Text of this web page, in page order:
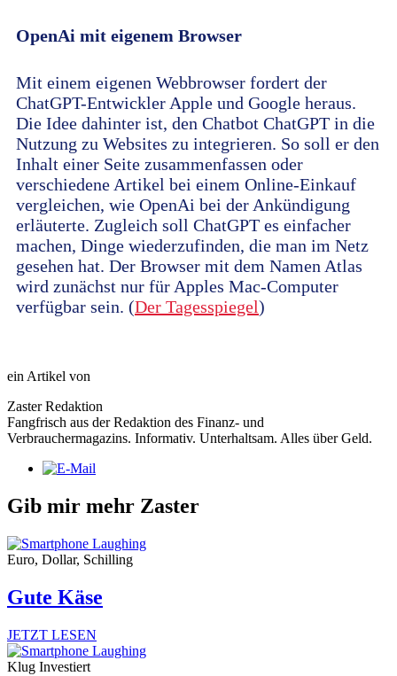
OpenAi mit eigenem Browser
Mit einem eigenen Webbrowser fordert der
ChatGPT-Entwickler Apple und Google heraus.
Die Idee dahinter ist, den Chatbot ChatGPT in die
Nutzung zu Websites zu integrieren. So soll er den
Inhalt einer Seite zusammenfassen oder
verschiedene Artikel bei einem Online-Einkauf
vergleichen, wie OpenAi bei der Ankündigung
erläuterte. Zugleich soll ChatGPT es einfacher
machen, Dinge wiederzufinden, die man im Netz
gesehen hat. Der Browser mit dem Namen Atlas
wird zunächst nur für Apples Mac-Computer
verfügbar sein. (Der Tagesspiegel)
ein Artikel von
Zaster Redaktion
Fangfrisch aus der Redaktion des Finanz- und
Verbrauchermagazins. Informativ. Unterhaltsam. Alles über Geld.
Gib mir mehr Zaster
Euro, Dollar, Schilling
Gute Käse
JETZT LESEN
Klug Investiert